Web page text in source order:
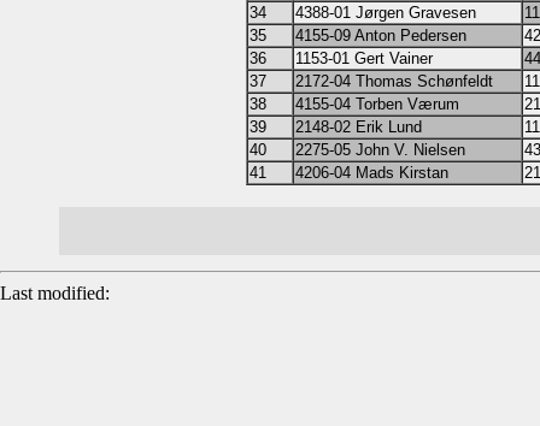
34
4388-01 Jørgen Gravesen
35
4155-09 Anton Pedersen
36
1153-01 Gert Vainer
37
2172-04 Thomas Schønfeldt
38
4155-04 Torben Værum
39
2148-02 Erik Lund
40
2275-05 John V. Nielsen
41
4206-04 Mads Kirstan
Last modified: